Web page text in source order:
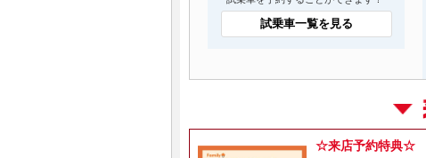
試乗車一覧を見る
☆来店予約特典☆